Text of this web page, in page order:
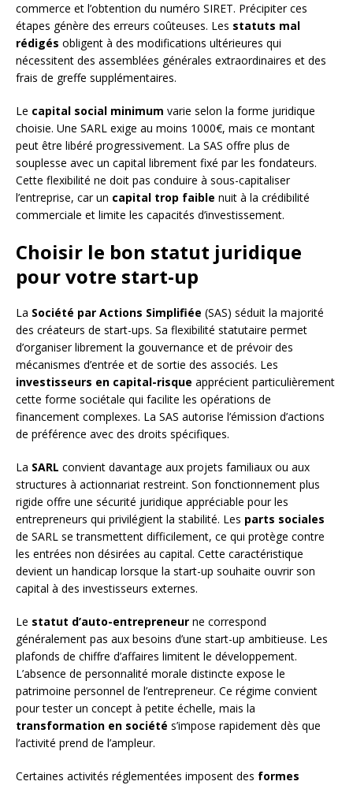
commerce et l’obtention du numéro SIRET. Précipiter ces
étapes génère des erreurs coûteuses. Les statuts mal
rédigés obligent à des modifications ultérieures qui
nécessitent des assemblées générales extraordinaires et des
frais de greffe supplémentaires.
Le capital social minimum varie selon la forme juridique
choisie. Une SARL exige au moins 1000€, mais ce montant
peut être libéré progressivement. La SAS offre plus de
souplesse avec un capital librement fixé par les fondateurs.
Cette flexibilité ne doit pas conduire à sous-capitaliser
l’entreprise, car un capital trop faible nuit à la crédibilité
commerciale et limite les capacités d’investissement.
Choisir le bon statut juridique
pour votre start-up
La Société par Actions Simplifiée (SAS) séduit la majorité
des créateurs de start-ups. Sa flexibilité statutaire permet
d’organiser librement la gouvernance et de prévoir des
mécanismes d’entrée et de sortie des associés. Les
investisseurs en capital-risque apprécient particulièrement
cette forme sociétale qui facilite les opérations de
financement complexes. La SAS autorise l’émission d’actions
de préférence avec des droits spécifiques.
La SARL convient davantage aux projets familiaux ou aux
structures à actionnariat restreint. Son fonctionnement plus
rigide offre une sécurité juridique appréciable pour les
entrepreneurs qui privilégient la stabilité. Les parts sociales
de SARL se transmettent difficilement, ce qui protège contre
les entrées non désirées au capital. Cette caractéristique
devient un handicap lorsque la start-up souhaite ouvrir son
capital à des investisseurs externes.
Le statut d’auto-entrepreneur ne correspond
généralement pas aux besoins d’une start-up ambitieuse. Les
plafonds de chiffre d’affaires limitent le développement.
L’absence de personnalité morale distincte expose le
patrimoine personnel de l’entrepreneur. Ce régime convient
pour tester un concept à petite échelle, mais la
transformation en société s’impose rapidement dès que
l’activité prend de l’ampleur.
Certaines activités réglementées imposent des formes